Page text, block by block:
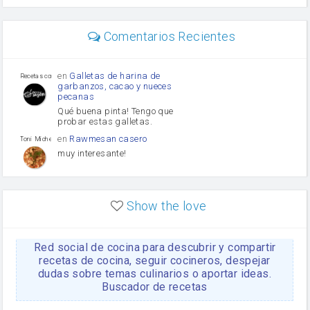
Comentarios Recientes
Recetas con sazon
en Galletas de harina de
garbanzos, cacao y nueces
pecanas
Qué buena pinta! Tengo que
probar estas galletas.
Toni Michel Caubet
en Rawmesan casero
muy interesante!
enLasaña casera fácil y
HOJALDROSA TV
enGachas de la abuela
Rosa
https://youtu.be/Mz69gcVO3sI
Rosa enReceta Del Bizcocho
Show the love
Red social de cocina para descubrir y compartir
recetas de cocina, seguir cocineros, despejar
dudas sobre temas culinarios o aportar ideas.
Buscador de recetas